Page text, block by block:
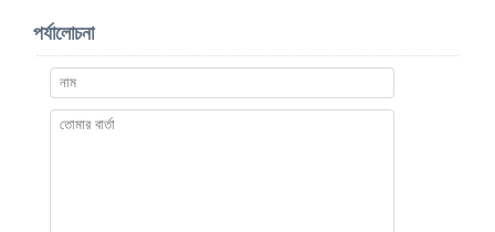
পর্যালোচনা